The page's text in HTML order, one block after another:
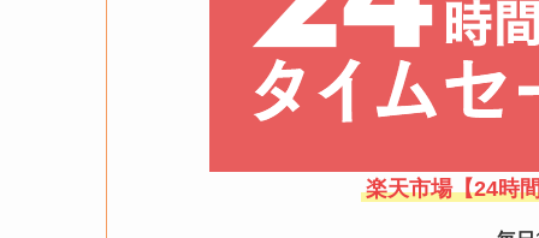
楽天市場【24時